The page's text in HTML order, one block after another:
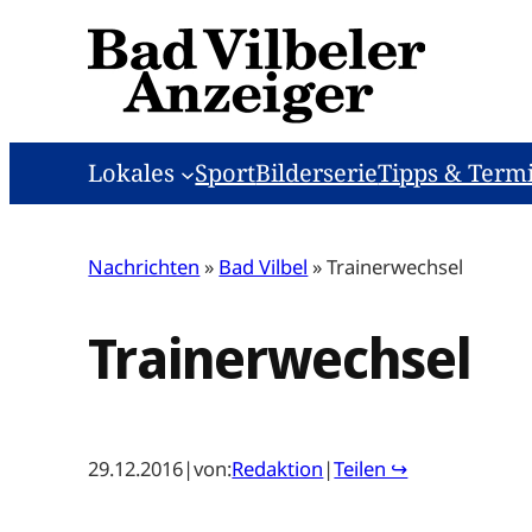
Lokales SportBilderserieTipps &
Nachrichten » Bad Vilbel »Trainerwechsel
Trainerwechsel
29.12.2016|von:Redaktion |Teilen ↪